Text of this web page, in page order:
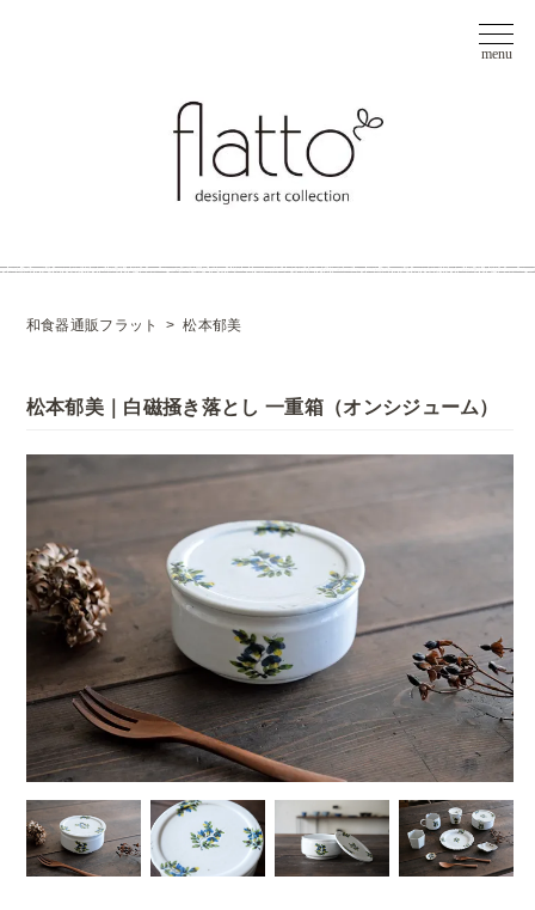
和食器通販フラット >松本郁美
松本郁美｜白磁掻き落とし 一重箱（オンシジューム）